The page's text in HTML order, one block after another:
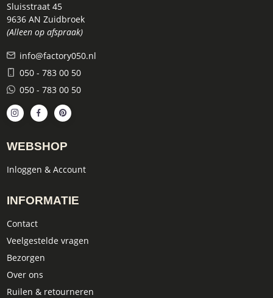
Sluisstraat 45
9636 AN Zuidbroek
(Alleen op afspraak)
info@factory050.nl
050 - 783 00 50
050 - 783 00 50
WEBSHOP
Inloggen & Account
INFORMATIE
Contact
Veelgestelde vragen
Bezorgen
Over ons
Ruilen & retourneren